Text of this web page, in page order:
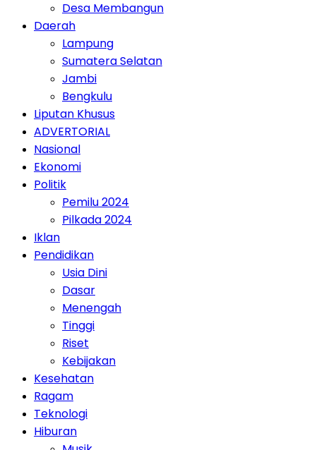
Desa Membangun
Daerah
Lampung
Sumatera Selatan
Jambi
Bengkulu
Liputan Khusus
ADVERTORIAL
Nasional
Ekonomi
Politik
Pemilu 2024
Pilkada 2024
Iklan
Pendidikan
Usia Dini
Dasar
Menengah
Tinggi
Riset
Kebijakan
Kesehatan
Ragam
Teknologi
Hiburan